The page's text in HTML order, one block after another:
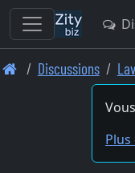
Skip
Discussions